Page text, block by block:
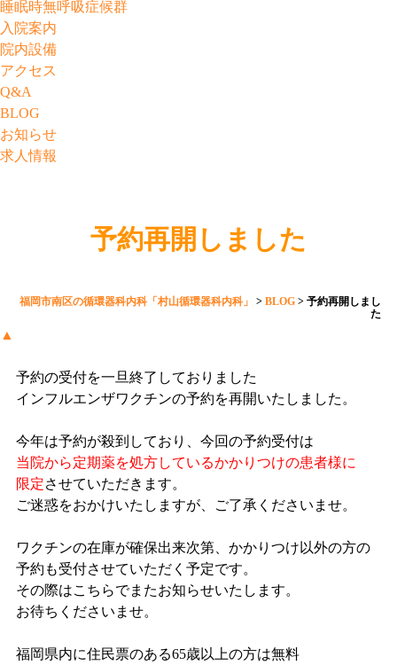
睡眠時無呼吸症候群
入院案内
院内設備
アクセス
Q&A
BLOG
お知らせ
求人情報
予約再開しました
福岡市南区の循環器科内科「村山循環器科内科」 >BLOG >予約再開しまし
た
▲
予約の受付を一旦終了しておりました
インフルエンザワクチンの予約を再開いたしました。
今年は予約が殺到しており、今回の予約受付は
当院から定期薬を処方しているかかりつけの患者様に
限定させていただきます。
ご迷惑をおかけいたしますが、ご了承くださいませ。
ワクチンの在庫が確保出来次第、かかりつけ以外の方の
予約も受付させていただく予定です。
その際はこちらでまたお知らせいたします。
お待ちくださいませ。
福岡県内に住民票のある65歳以上の方は無料